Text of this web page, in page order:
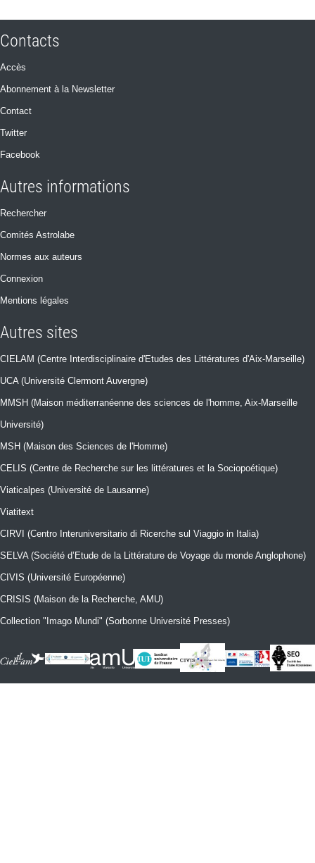
Contacts
Accès
Abonnement à la Newsletter
Contact
Twitter
Facebook
Autres informations
Rechercher
Comités Astrolabe
Normes aux auteurs
Connexion
Mentions légales
Autres sites
CIELAM (Centre Interdisciplinaire d'Etudes des Littératures d'Aix-Marseille)
UCA (Université Clermont Auvergne)
MMSH (Maison méditerranéenne des sciences de l'homme, Aix-Marseille
Université)
MSH (Maison des Sciences de l'Homme)
CELIS (Centre de Recherche sur les littératures et la Sociopoétique)
Viaticalpes (Université de Lausanne)
Viatitext
CIRVI (Centro Interuniversitario di Ricerche sul Viaggio in Italia)
SELVA (Société d’Etude de la Littérature de Voyage du monde Anglophone)
CIVIS (Université Européenne)
CRISIS (Maison de la Recherche, AMU)
Collection "Imago Mundi" (Sorbonne Université Presses)